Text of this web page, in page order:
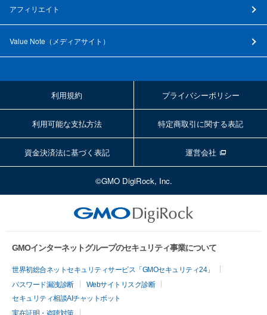
アフィリエイト
Value Note（ メディアサイト ）
利用規約 プライバシーポリシー
利用可能な支払方法 特定商取引に関する表記
資金決済法に基づく表記 運営会社
©GMO DigiRock, Inc.
GMOインターネットグループのセキュリティ事業について
世界初総合ネットセキュリティサービス「GMOセキュリティ24」
パスワード漏洩診断
Webサイトリスク診断
セキュリティ相談AIチャットボット
実在証明・盗聴対策